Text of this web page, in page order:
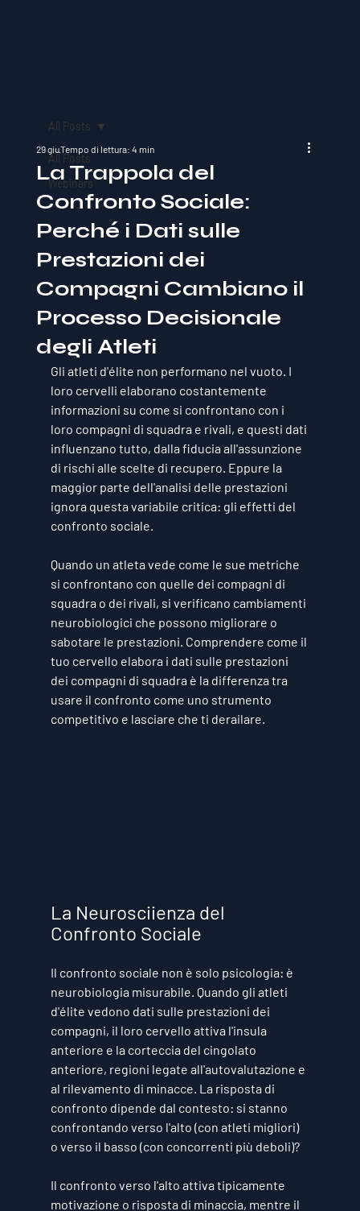
All Posts
Webinars
All Posts
La Trappola del
Confronto Sociale:
Perché i Dati sulle
Prestazioni dei
Compagni Cambiano il
Processo Decisionale
degli Atleti
29 giuTempo di lettura: 4 min
Gli atleti d'élite non performano nel vuoto. I
loro cervelli elaborano costantemente
informazioni su come si confrontano con i
loro compagni di squadra e rivali, e questi dati
influenzano tutto, dalla fiducia all'assunzione
di rischi alle scelte di recupero. Eppure la
maggior parte dell'analisi delle prestazioni
ignora questa variabile critica: gli effetti del
confronto sociale.
Quando un atleta vede come le sue metriche
si confrontano con quelle dei compagni di
squadra o dei rivali, si verificano cambiamenti
neurobiologici che possono migliorare o
sabotare le prestazioni. Comprendere come il
tuo cervello elabora i dati sulle prestazioni
dei compagni di squadra è la differenza tra
usare il confronto come uno strumento
competitivo e lasciare che ti derailare.
La Neurosciienza del
Confronto Sociale
Il confronto sociale non è solo psicologia: è
neurobiologia misurabile. Quando gli atleti
d'élite vedono dati sulle prestazioni dei
compagni, il loro cervello attiva l'insula
anteriore e la corteccia del cingolato
anteriore, regioni legate all'autovalutazione e
al rilevamento di minacce. La risposta di
confronto dipende dal contesto: si stanno
confrontando verso l'alto (con atleti migliori)
o verso il basso (con concorrenti più deboli)?
Il confronto verso l'alto attiva tipicamente
motivazione o risposta di minaccia, mentre il